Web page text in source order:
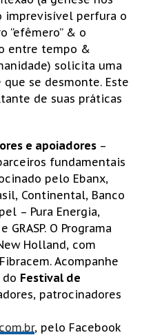
imprevisível perfura o
“efêmero” & o
entre tempo &
solicita uma
se desmonte. Este
de suas práticas
e apoiadores –
fundamentais
pelo Ebanx,
Continental, Banco
– Pura Energia,
O Programa
Holland, com
Acompanhe
Festival de
patrocinadores
, pelo Facebook